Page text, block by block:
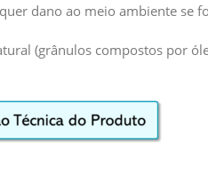
dano ao meio ambiente se
(grânulos compostos por